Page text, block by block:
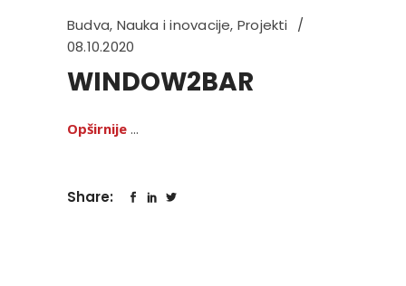
Budva, Nauka i inovacije, Projekti
08.10.2020
WINDOW2BAR
Opširnije
Share: